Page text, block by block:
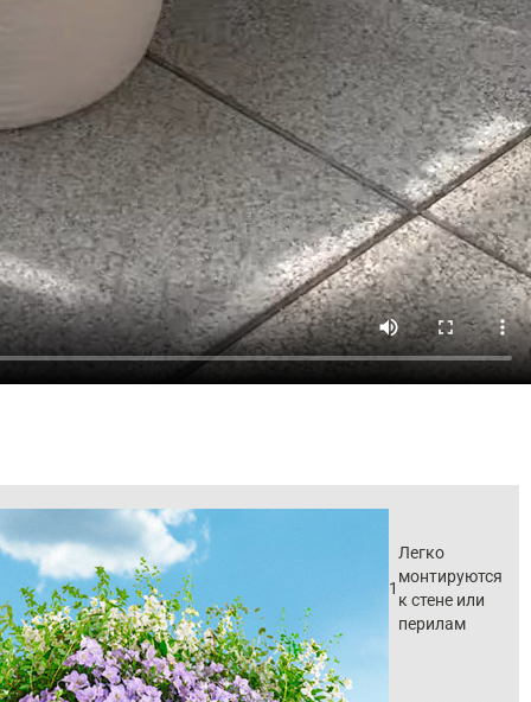
1
Легко
монтируются
к стене или
перилам